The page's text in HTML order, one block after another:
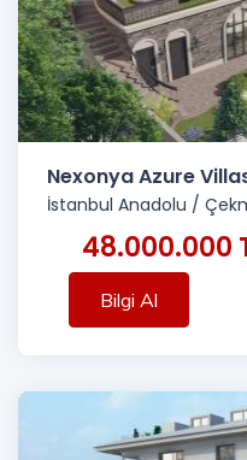
Nexonya Azure
İstanbul Anadolu /
48.000.000
Bilgi Al